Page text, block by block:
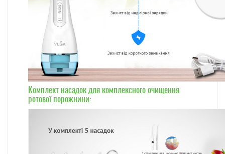
Комплект насадок для комплексного очищення
ротової порожнини: